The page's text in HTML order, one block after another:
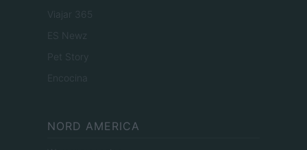
Viajar 365
ES Newz
Pet Story
Encocina
NORD AMERICA